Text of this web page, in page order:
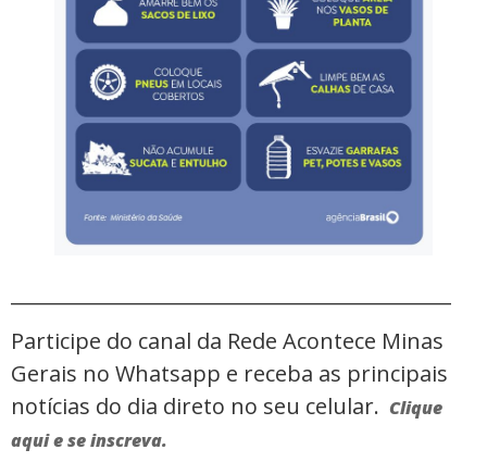
Participe do canal da Rede Acontece Minas
Gerais no Whatsapp e receba as principais
notícias do dia direto no seu celular. Clique
aqui e se inscreva.